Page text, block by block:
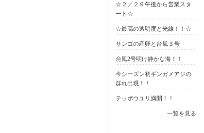
☆２／２９午後から営業スタ
ート☆
☆最高の透明度と光線！！☆
サンゴの産卵と台風３号
台風2号明け静かな海！！
今シーズン初ギンガメアジの
群れ出現！！
テッポウユリ満開！！
一覧を見る